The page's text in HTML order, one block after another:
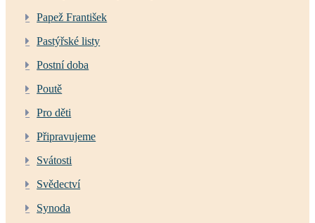
Papež František
Pastýřské listy
Postní doba
Poutě
Pro děti
Připravujeme
Svátosti
Svědectví
Synoda